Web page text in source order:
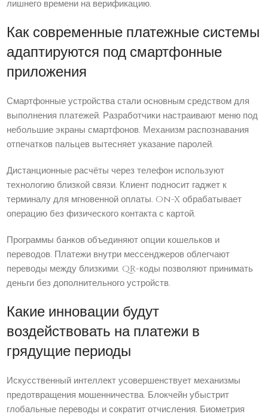
лишнего времени на верификацию.
Как современные платежные системы
адаптируются под смартфонные
приложения
Смартфонные устройства стали основным средством для
выполнения платежей. Разработчики настраивают меню под
небольшие экраны смартфонов. Механизм распознавания
отпечатков пальцев вытесняет указание паролей.
Дистанционные расчёты через телефон используют
технологию близкой связи. Клиент подносит гаджет к
терминалу для мгновенной оплаты. On-X обрабатывает
операцию без физического контакта с картой.
Программы банков объединяют опции кошельков и
переводов. Платежи внутри мессенджеров облегчают
переводы между близкими. QR-коды позволяют принимать
деньги без дополнительного устройств.
Какие инновации будут
воздействовать на платежи в
грядущие периоды
Искусственный интеллект усовершенствует механизмы
предотвращения мошенничества. Блокчейн убыстрит
глобальные переводы и сократит отчисления. Биометрия